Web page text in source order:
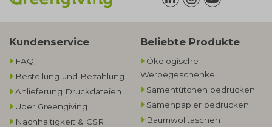
Kundenservice
FAQ
Bestellung und Bezahlung
Anlieferung Druckdateien
Über Greengiving
Nachhaltigkeit & CSR
Beliebte Produkte
Ökologische
Werbegeschenke​
Samentütchen bedrucken
Samenpapier bedrucken
Baumwolltaschen​